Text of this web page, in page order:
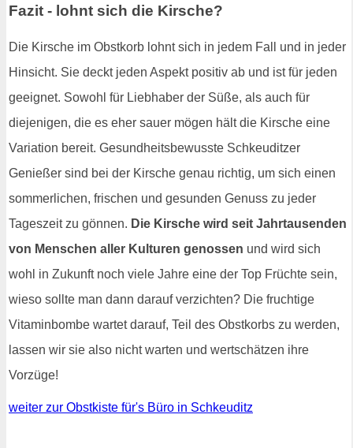
Fazit - lohnt sich die Kirsche?
Die Kirsche im Obstkorb lohnt sich in jedem Fall und in jeder
Hinsicht. Sie deckt jeden Aspekt positiv ab und ist für jeden
geeignet. Sowohl für Liebhaber der Süße, als auch für
diejenigen, die es eher sauer mögen hält die Kirsche eine
Variation bereit. Gesundheitsbewusste Schkeuditzer
Genießer sind bei der Kirsche genau richtig, um sich einen
sommerlichen, frischen und gesunden Genuss zu jeder
Tageszeit zu gönnen. Die Kirsche wird seit Jahrtausenden
von Menschen aller Kulturen genossen und wird sich
wohl in Zukunft noch viele Jahre eine der Top Früchte sein,
wieso sollte man dann darauf verzichten? Die fruchtige
Vitaminbombe wartet darauf, Teil des Obstkorbs zu werden,
lassen wir sie also nicht warten und wertschätzen ihre
Vorzüge!
weiter zur Obstkiste für's Büro in Schkeuditz